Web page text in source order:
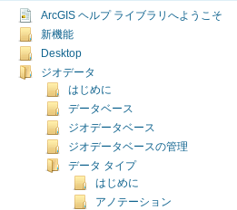
ArcGIS ヘルプ ライブラリへようこそ
新機能
Desktop
ジオデータ
はじめに
データベース
ジオデータベース
ジオデータベースの管理
データ タイプ
はじめに
アノテーション